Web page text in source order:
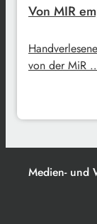
Von MIR
von der MiR
Medien- und